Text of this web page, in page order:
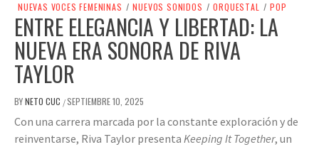
NUEVAS VOCES FEMENINAS / NUEVOS SONIDOS / ORQUESTAL / POP
ENTRE ELEGANCIA Y LIBERTAD: LA
NUEVA ERA SONORA DE RIVA
TAYLOR
BYNETO CUC /SEPTIEMBRE 10, 2025
Con una carrera marcada por la constante exploración y de
reinventarse, Riva Taylor presenta Keeping It Together, un